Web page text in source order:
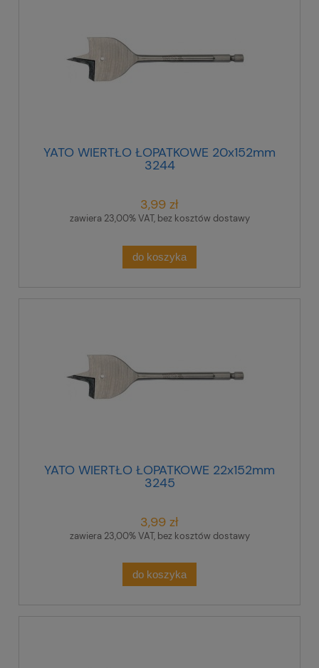
YATO WIERTŁO ŁOPATKOWE 20x152mm
3244
3,99 zł
zawiera 23,00% VAT, bez kosztów dostawy
do koszyka
YATO WIERTŁO ŁOPATKOWE 22x152mm
3245
3,99 zł
zawiera 23,00% VAT, bez kosztów dostawy
do koszyka